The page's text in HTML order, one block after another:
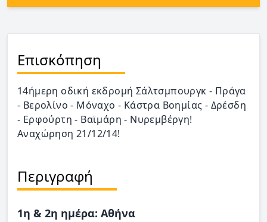
Επισκόπηση
14ήμερη οδική εκδρομή Σάλτσμπουργκ - Πράγα
- Βερολίνο - Μόναχο - Κάστρα Βοημίας - Δρέσδη
- Ερφούρτη - Βαϊμάρη - Νυρεμβέργη!
Αναχώρηση 21/12/14!
Περιγραφή
1η & 2η ημέρα: Αθήνα